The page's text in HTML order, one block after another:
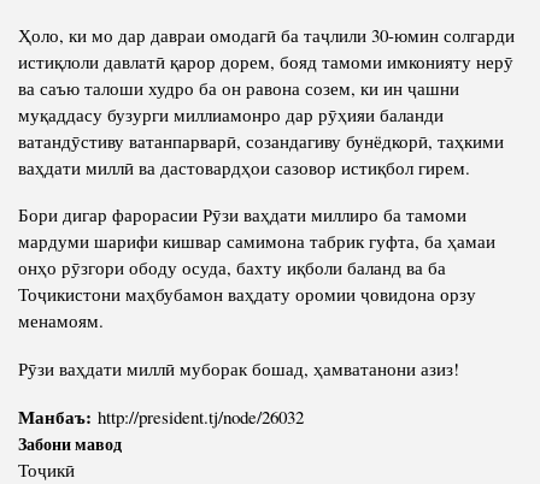
Ҳоло, ки мо дар давраи омодагӣ ба таҷлили 30-юмин солгарди
истиқлоли давлатӣ қарор дорем, бояд тамоми имконияту нерӯ
ва саъю талоши худро ба он равона созем, ки ин ҷашни
муқаддасу бузурги миллиамонро дар рӯҳияи баланди
ватандӯстиву ватанпарварӣ, созандагиву бунёдкорӣ, таҳкими
ваҳдати миллӣ ва дастовардҳои сазовор истиқбол гирем.
Бори дигар фарорасии Рӯзи ваҳдати миллиро ба тамоми
мардуми шарифи кишвар самимона табрик гуфта, ба ҳамаи
онҳо рӯзгори ободу осуда, бахту иқболи баланд ва ба
Тоҷикистони маҳбубамон ваҳдату оромии ҷовидона орзу
менамоям.
Рӯзи ваҳдати миллӣ муборак бошад, ҳамватанони азиз!
Манбаъ: http://president.tj/node/26032
Забони мавод
Тоҷикӣ